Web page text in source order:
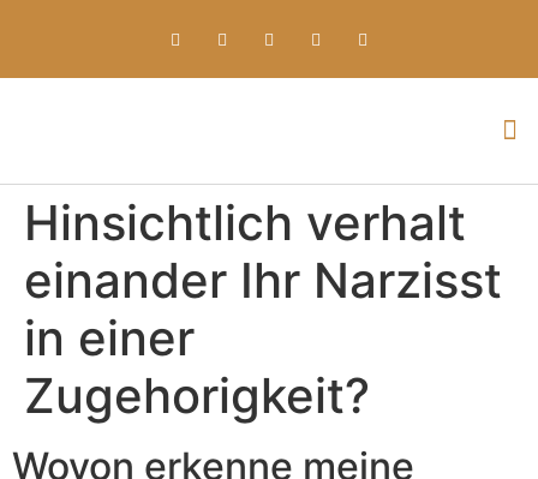
Hinsichtlich verhalt
einander Ihr Narzisst
in einer
Zugehorigkeit?
Wovon erkenne meine